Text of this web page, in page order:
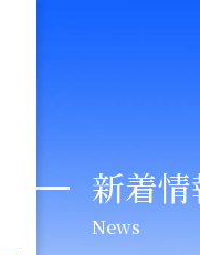
新着
News